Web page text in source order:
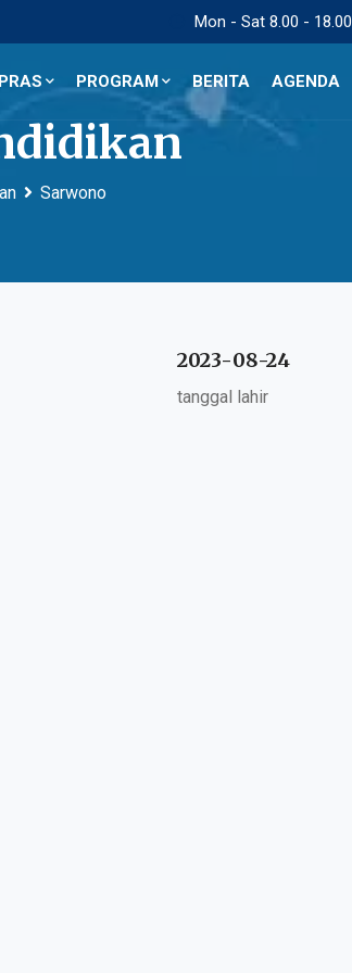
Mon - Sat 8.00 - 18.00
PROGRAM BERITA AGENDA
Sarwono
2023-08-24
tanggal lahir